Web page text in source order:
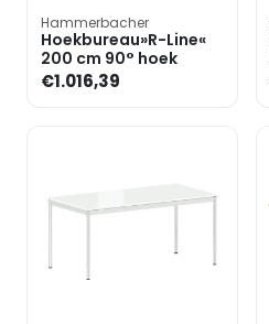
Hammerbacher
Hoekbureau»R-Line«
200 cm 90° hoek
€1.016,39